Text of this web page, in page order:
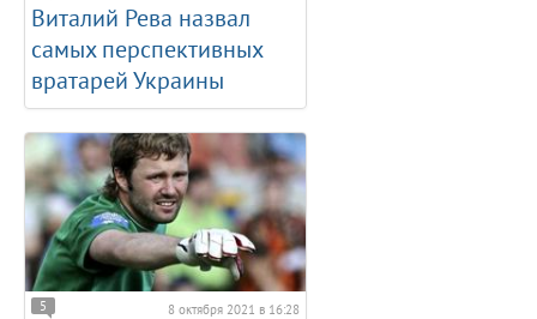
Виталий Рева назвал
самых перспективных
вратарей Украины
5 8 октября 2021 в 16:28